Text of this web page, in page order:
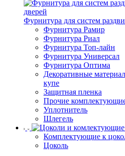
Фурнитура для систем
Фурнитура Рамир
Фурнитура Риал
Фурнитура Топ-лайн
Фурнитура Универсал
Фурнитура Оптима
Декоративные
купе
Защитная пленка
Прочие
Уплотнитель
Шлегель
Комплектующие к
Цоколь